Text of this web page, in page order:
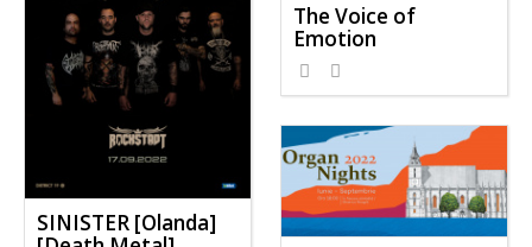
The Voice of
Emotion
SINISTER [Olanda]